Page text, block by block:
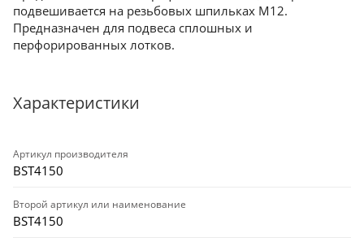
подвешивается на резьбовых шпильках М12.
Предназначен для подвеса сплошных и
перфорированных лотков.
Характеристики
Артикул производителя
BST4150
Второй артикул или наименование
BST4150